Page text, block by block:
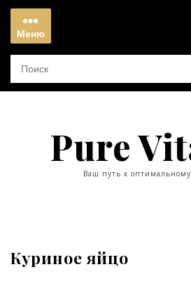
Перейти
содержимому
Меню
Меню
Pure
Ваш путь к
Куриное яйцо